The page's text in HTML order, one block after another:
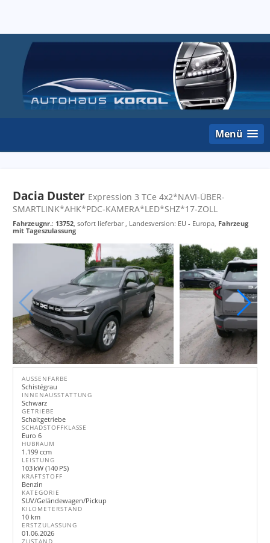
Menü
Dacia Duster Expression 3 TCe 4x2*NAVI-ÜBER-
SMARTLINK*AHK*PDC-KAMERA*LED*SHZ*17-ZOLL
Fahrzeugnr.: 13752, sofort lieferbar, Landesversion: EU - Europa, Fahrzeug
mit Tageszulassung
AUSSENFARBE
Schistégrau
INNENAUSSTATTUNG
Schwarz
GETRIEBE
Schaltgetriebe
SCHADSTOFFKLASSE
Euro 6
HUBRAUM
1.199 ccm
LEISTUNG
103 kW (140 PS)
KRAFTSTOFF
Benzin
KATEGORIE
SUV/Geländewagen/Pickup
KILOMETERSTAND
10 km
ERSTZULASSUNG
01.06.2026